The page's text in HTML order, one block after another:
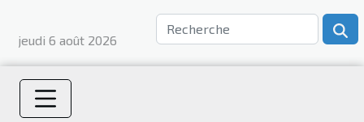
jeudi 6 août 2026